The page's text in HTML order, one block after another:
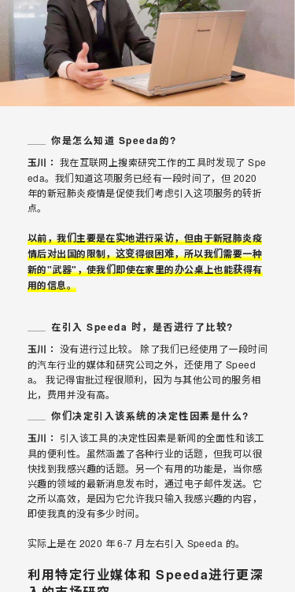
你是怎么知道 Speeda的?
玉川： 我在互联网上搜索研究工作的工具时发现了 Spe
eda。我们知道这项服务已经有一段时间了，但 2020
年的新冠肺炎疫情是促使我们考虑引入这项服务的转折
点。
以前，我们主要是在实地进行采访，但由于新冠肺炎疫
情后对出国的限制，这变得很困难，所以我们需要一种
新的"武器"，使我们即使在家里的办公桌上也能获得有
用的信息。
在引入 Speeda 时，是否进行了比较?
玉川： 没有进行过比较。 除了我们已经使用了一段时间
的汽车行业的媒体和研究公司之外，还使用了 Speed
a。 我记得宙批过程很顺利，因为与其他公司的服务相
比，费用并没有高。
你们决定引入该系统的决定性因素是什么?
玉川： 引入该工具的决定性因素是新闻的全面性和该工
具的便利性。虽然涵盖了各种行业的话题，但我可以很
快找到我感兴趣的话题。另一个有用的功能是，当你感
兴趣的领域的最新消息发布时，通过电子邮件发送。它
之所以高效，是因为它允许我只输入我感兴趣的内容，
即使我真的没有多少时间。
实际上是在 2020 年 6-7 月左右引入 Speeda 的。
利用特定行业媒体和 Speeda进行更深